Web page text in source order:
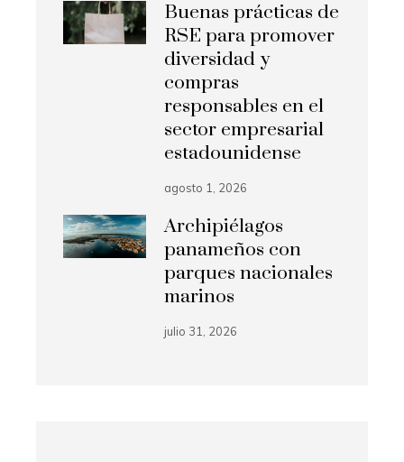
Buenas prácticas de
RSE para promover
diversidad y
compras
responsables en el
sector empresarial
estadounidense
agosto 1, 2026
Archipiélagos
panameños con
parques nacionales
marinos
julio 31, 2026